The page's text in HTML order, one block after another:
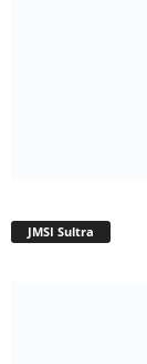
JMSI Sultra